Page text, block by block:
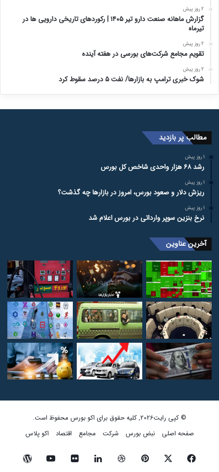
2 روز پیش
گزارش ماهانه صنعت دارو تیر ۱۴۰۵ | رکوردهای تاریخی دارویی ها در
تیرماه
2 روز پیش
تقویم مجامع شرکت‌های بورسی در هفته آینده
2 روز پیش
شوک خبری ترامپ به بازارها/ نفت ۵ درصد سقوط کرد
مطالب پر بازدید
1 روز پیش
رشد ۶۸ هزار واحدی شاخص کل بورس
1 روز پیش
ریزش دلار و صعود بورس، امروز در بازارها چه گذشت؟
1 روز پیش
نرخ بنزین سوپر وارداتی در بورس اعلام شد
آخرین عناوین
© کپی رایت2026, کلیه حقوق برای اکو بورس محفوظ است.
صفحه اصلی
نبض بورس شرکت مجامع اقتصاد اکو پلاس
فیسبوک ایکس پینتریستدریبببل لینکداین تصاویر یوتیوب